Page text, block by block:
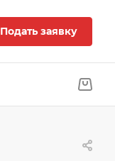
Подать заявку